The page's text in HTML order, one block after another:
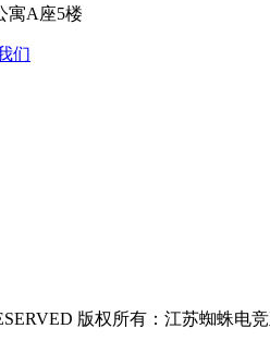
寓A座5楼
们
版权所有：江苏蜘蛛电